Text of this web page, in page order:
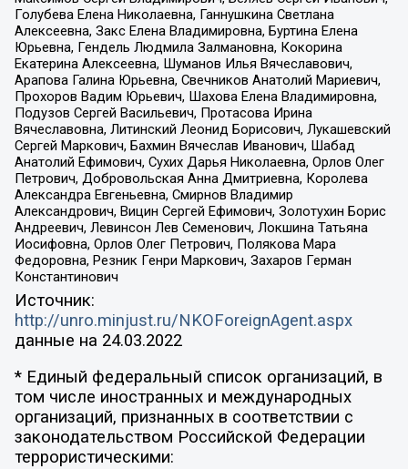
Голубева Елена Николаевна, Ганнушкина Светлана
Алексеевна, Закс Елена Владимировна, Буртина Елена
Юрьевна, Гендель Людмила Залмановна, Кокорина
Екатерина Алексеевна, Шуманов Илья Вячеславович,
Арапова Галина Юрьевна, Свечников Анатолий Мариевич,
Прохоров Вадим Юрьевич, Шахова Елена Владимировна,
Подузов Сергей Васильевич, Протасова Ирина
Вячеславовна, Литинский Леонид Борисович, Лукашевский
Сергей Маркович, Бахмин Вячеслав Иванович, Шабад
Анатолий Ефимович, Сухих Дарья Николаевна, Орлов Олег
Петрович, Добровольская Анна Дмитриевна, Королева
Александра Евгеньевна, Смирнов Владимир
Александрович, Вицин Сергей Ефимович, Золотухин Борис
Андреевич, Левинсон Лев Семенович, Локшина Татьяна
Иосифовна, Орлов Олег Петрович, Полякова Мара
Федоровна, Резник Генри Маркович, Захаров Герман
Константинович
Источник:
http://unro.minjust.ru/NKOForeignAgent.aspx
данные на 24.03.2022
* Единый федеральный список организаций, в
том числе иностранных и международных
организаций, признанных в соответствии с
законодательством Российской Федерации
террористическими: